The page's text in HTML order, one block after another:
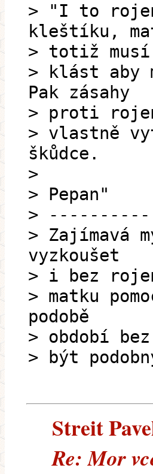
> "I to
kleštíku,
> totiž
> klást aby
Pak zásahy
> proti
> vlastně
škůdce.
>
> Pepan"
> ----------
> Zajímavá
vyzkoušet
> i bez
> matku
podobě
> období
> být
Streit
Re: Mor